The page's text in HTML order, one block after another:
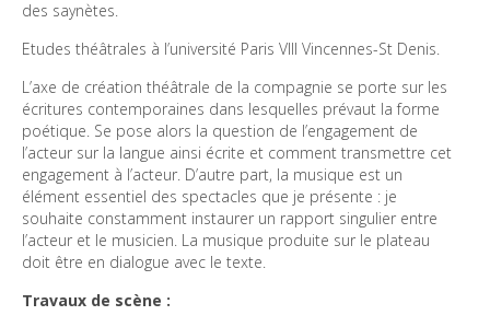
L’axe de création théâtrale de la compagnie se porte sur les
écritures contemporaines dans lesquelles prévaut la forme
poétique. Se pose alors la question de l’engagement de
l’acteur sur la langue ainsi écrite et comment transmettre cet
engagement à l’acteur. D’autre part, la musique est un
élément essentiel des spectacles que je présente : je
souhaite constamment instaurer un rapport singulier entre
l’acteur et le musicien. La musique produite sur le plateau